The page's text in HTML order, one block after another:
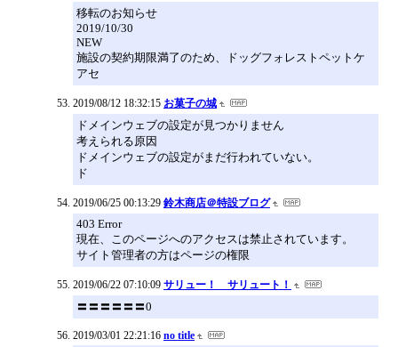
移転のお知らせ
2019/10/30
NEW
施設の契約期限満了のため、ドッグフォレストペットケ
アセ
2019/08/12 18:32:15 お菓子の城
ドメインウェブの設定が見つかりません
考えられる原因
ドメインウェブの設定がまだ行われていない。
ド
2019/06/25 00:13:29 鈴木商店＠特設ブログ
403 Error
現在、このページへのアクセスは禁止されています。
サイト管理者の方はページの権限
2019/06/22 07:10:09 サリュー！ サリュート！
〓〓〓〓〓〓0
2019/03/01 22:21:16 no title